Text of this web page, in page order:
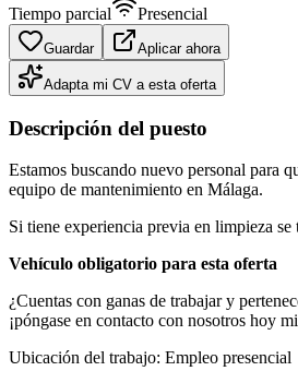
Tiempo parcial
Presencial
Guardar Aplicar ahora
Adapta mi CV a esta oferta
Descripción del puesto
Estamos buscando nuevo personal para
equipo de mantenimiento en Málaga.
Si tiene experiencia previa en limpieza se
Vehículo obligatorio para esta oferta
¿Cuentas con ganas de trabajar y
¡póngase en contacto con nosotros hoy
Ubicación del trabajo: Empleo presencial